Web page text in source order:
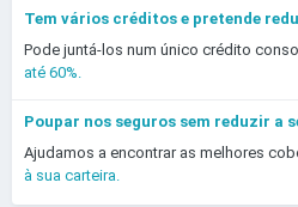
Tem vários créditos e pretende
Pode juntá-los num único crédito
até 60%.
Poupar nos seguros sem reduzir a
Ajudamos a encontrar as melhores
à sua carteira.